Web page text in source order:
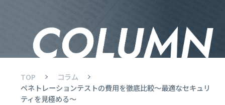
TOP
コラム
ペネトレーションテストの費用を徹底比較～最適なセキュリ
ティを見極める～